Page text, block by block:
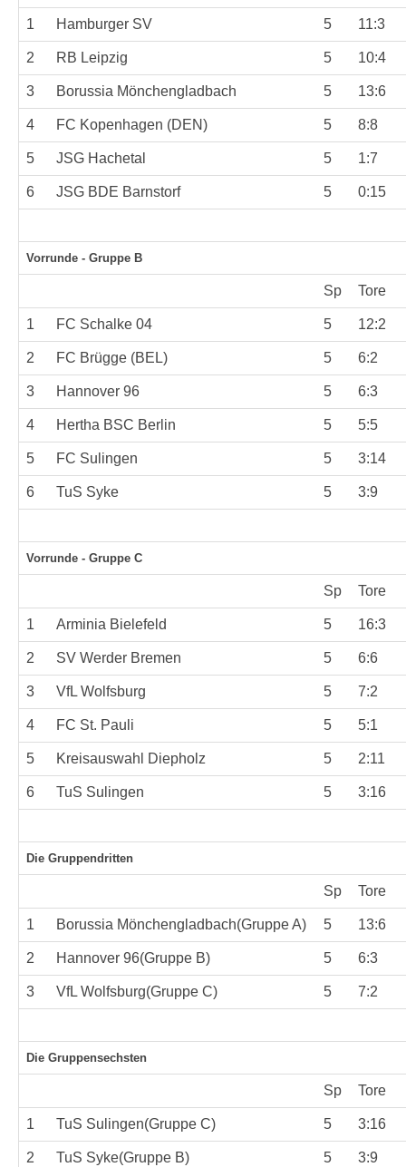
1 Hamburger SV 5 11:3
2 RB Leipzig 5 10:4
3 Borussia Mönchengladbach 5 13:6
4 FC Kopenhagen (DEN) 5 8:8
5 JSG Hachetal 5 1:7
6 JSG BDE Barnstorf 5 0:15
Vorrunde - Gruppe B
Sp Tore
1 FC Schalke 04 5 12:2
2 FC Brügge (BEL) 5 6:2
3 Hannover 96 5 6:3
4 Hertha BSC Berlin 5 5:5
5 FC Sulingen 5 3:14
6 TuS Syke 5 3:9
Vorrunde - Gruppe C
Sp Tore
1 Arminia Bielefeld 5 16:3
2 SV Werder Bremen 5 6:6
3 VfL Wolfsburg 5 7:2
4 FC St. Pauli 5 5:1
5 Kreisauswahl Diepholz 5 2:11
6 TuS Sulingen 5 3:16
Die Gruppendritten
Sp Tore
1 Borussia Mönchengladbach(Gruppe A) 5 13:6
2 Hannover 96(Gruppe B) 5 6:3
3 VfL Wolfsburg(Gruppe C) 5 7:2
Die Gruppensechsten
Sp Tore
1 TuS Sulingen(Gruppe C) 5 3:16
2 TuS Syke(Gruppe B) 5 3:9